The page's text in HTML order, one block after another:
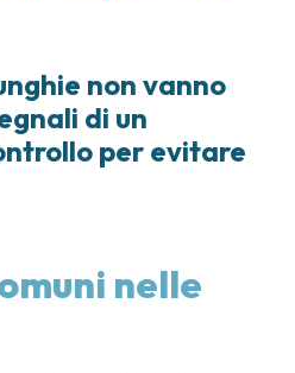
non vanno
di un
per evitare
nelle